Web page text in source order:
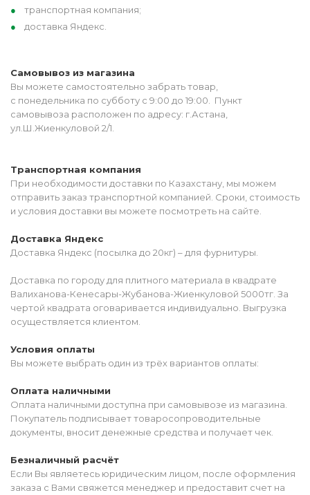
транспортная компания;
доставка Яндекс.
Самовывоз из магазина
Вы можете самостоятельно забрать товар,
с понедельника по субботу с 9:00 до 19:00. Пункт
самовывоза расположен по адресу: г.Астана,
ул.Ш.Жиенкуловой 2/1.
Транспортная компания
При необходимости доставки по Казахстану, мы можем
отправить заказ транспортной компанией. Сроки, стоимость
и условия доставки вы можете посмотреть на сайте.
Доставка Яндекс
Доставка Яндекс (посылка до 20кг) – для фурнитуры.
Доставка по городу для плитного материала в квадрате
Валиханова-Кенесары-Жубанова-Жиенкуловой 5000тг. За
чертой квадрата оговаривается индивидуально. Выгрузка
осуществляется клиентом.
Условия оплаты
Вы можете выбрать один из трёх вариантов оплаты:
Оплата наличными
Оплата наличными доступна при самовывозе из магазина.
Покупатель подписывает товаросопроводительные
документы, вносит денежные средства и получает чек.
Безналичный расчёт
Если Вы являетесь юридическим лицом, после оформления
заказа с Вами свяжется менеджер и предоставит счет на